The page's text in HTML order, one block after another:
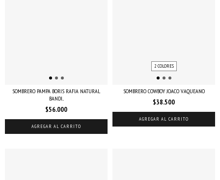
SOMBRERO PAMPA BORIS RAFIA NATURAL
BANDI...
$56.000
AGREGAR AL CARRITO
2 COLORES
SOMBRERO COWBOY JOACO VAQUEANO
$38.500
AGREGAR AL CARRITO